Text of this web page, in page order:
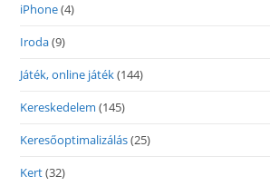
iPhone(4)
Iroda(9)
Játék, online játék(144)
Kereskedelem (145)
Keresőoptimalizálás(25)
Kert(32)